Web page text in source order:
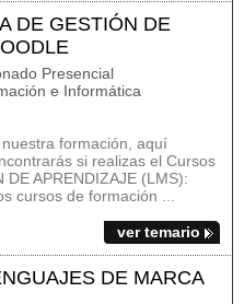
DE GESTIÓN DE
Presencial
e Informática
formación, aquí
si realizas el Cursos
DE APRENDIZAJE (LMS):
cursos de formación ...
ver temario
DE MARCA